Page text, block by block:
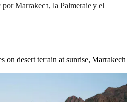
Marrakech, la Palmeraie y el
on desert terrain at sunrise, Marrakech